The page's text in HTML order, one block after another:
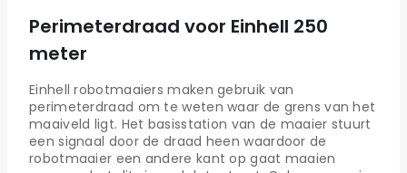
Perimeterdraad voor Einhell 250
meter
Einhell robotmaaiers maken gebruik van
perimeterdraad om te weten waar de grens van het
maaiveld ligt. Het basisstation van de maaier stuurt
een signaal door de draad heen waardoor de
robotmaaier een andere kant op gaat maaien